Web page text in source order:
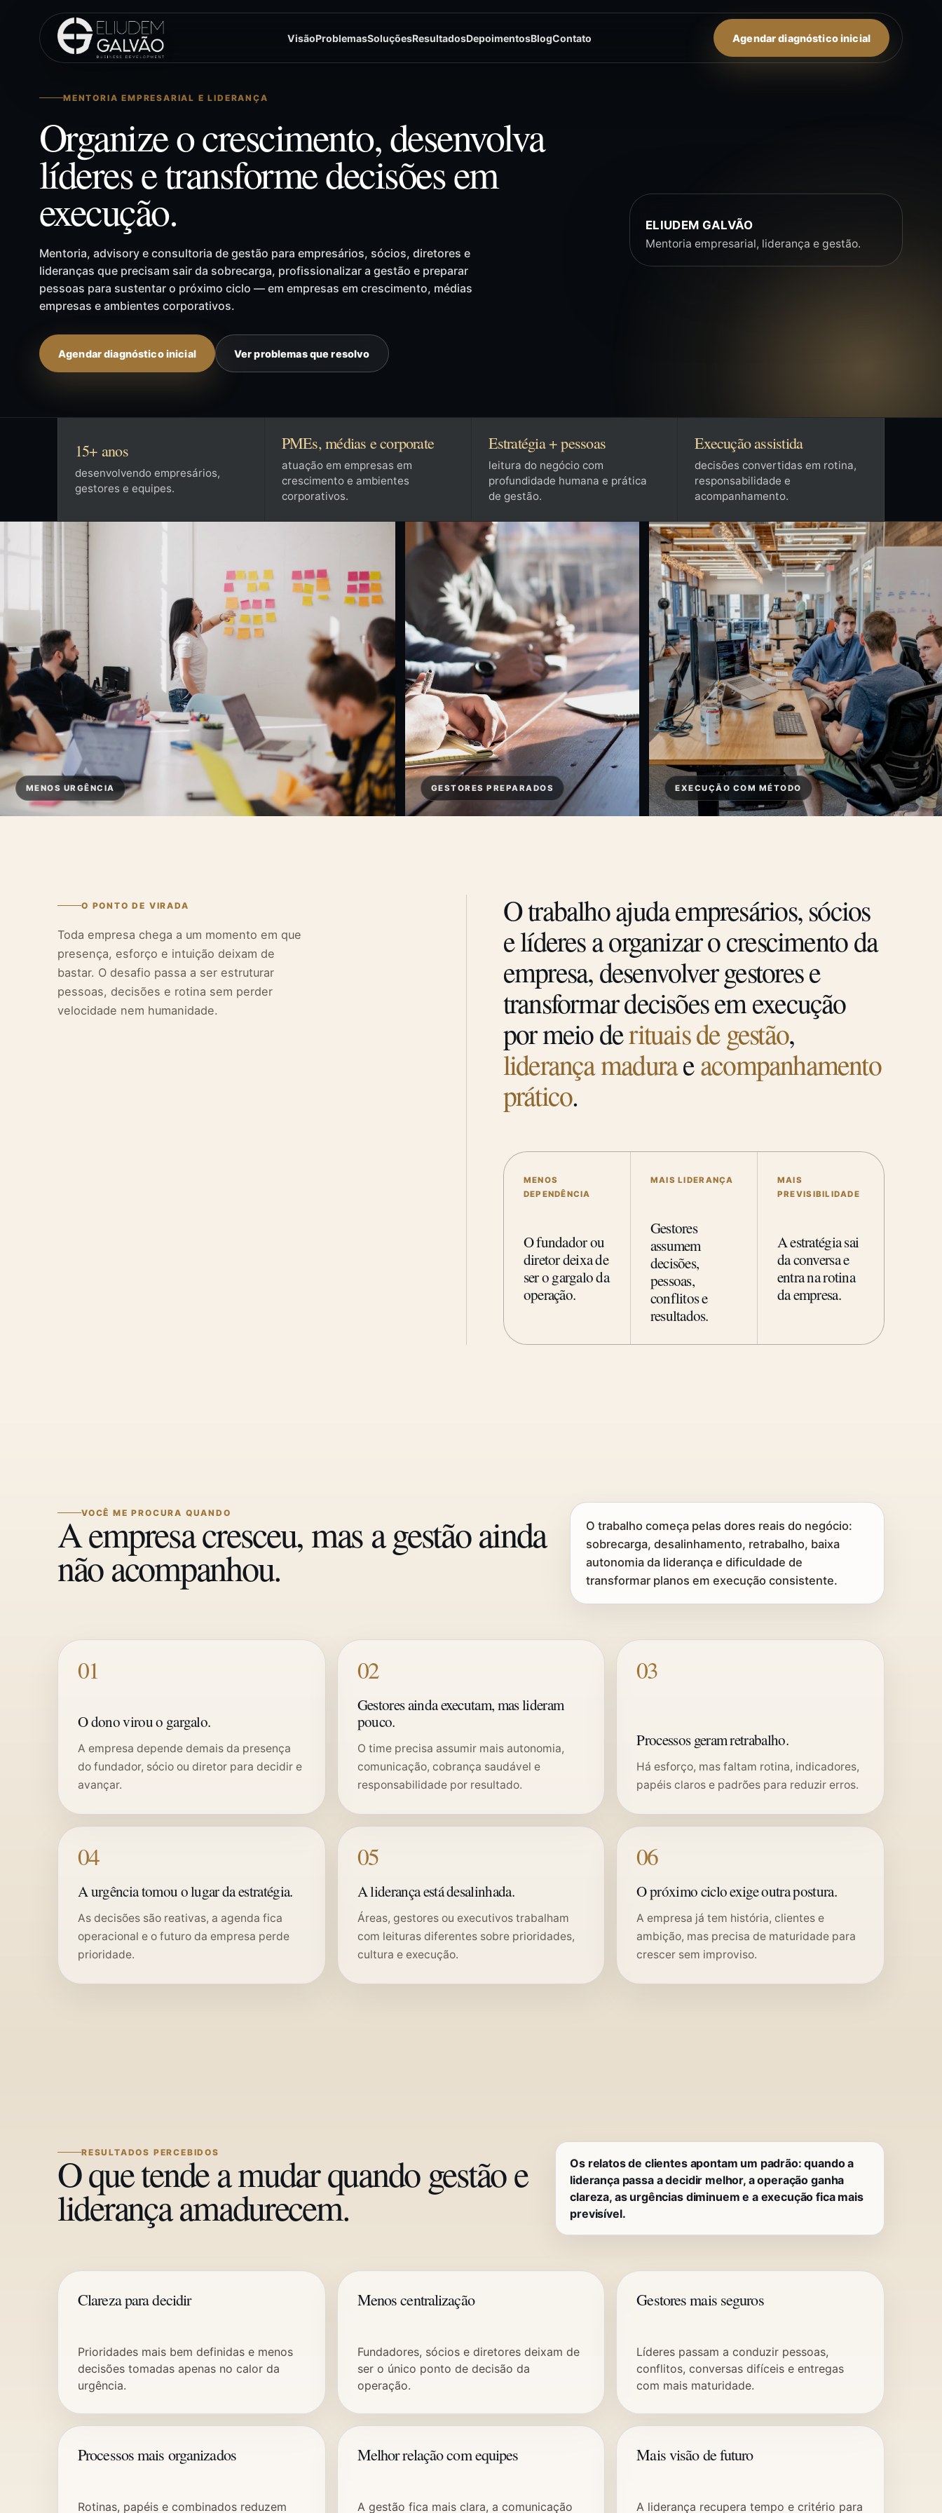
VisãoProblemasSoluçõesResultadosDepoimentosBlogContato Agendar diagnóstico inicial
MENTORIA EMPRESARIAL E LIDERANÇA
Organize o crescimento, desenvolva
líderes e transforme decisões em
execução.
Mentoria, advisory e consultoria de gestão para empresários, sócios, diretores e
lideranças que precisam sair da sobrecarga, profissionalizar a gestão e preparar
pessoas para sustentar o próximo ciclo — em empresas em crescimento, médias
empresas e ambientes corporativos.
Agendar diagnóstico inicial Ver problemas que resolvo
ELIUDEM GALVÃO
Mentoria empresarial, liderança e gestão.
15+ anos
desenvolvendo empresários,
gestores e equipes.
PMEs, médias e corporate
atuação em empresas em
crescimento e ambientes
corporativos.
Estratégia + pessoas
leitura do negócio com
profundidade humana e prática
de gestão.
Execução assistida
decisões convertidas em rotina,
responsabilidade e
acompanhamento.
MENOS URGÊNCIA GESTORES PREPARADOS EXECUÇÃO COM MÉTODO
O PONTO DE VIRADA
Toda empresa chega a um momento em que
presença, esforço e intuição deixam de
bastar. O desafio passa a ser estruturar
pessoas, decisões e rotina sem perder
velocidade nem humanidade.
O trabalho ajuda empresários, sócios
e líderes a organizar o crescimento da
empresa, desenvolver gestores e
transformar decisões em execução
por meio derituais de gestão,
liderança maduraeacompanhamento
prático.
MENOS
DEPENDÊNCIA
O fundador ou
diretor deixa de
ser o gargalo da
operação.
MAIS LIDERANÇA
Gestores
assumem
decisões,
pessoas,
conflitos e
resultados.
MAIS
PREVISIBILIDADE
A estratégia sai
da conversa e
entra na rotina
da empresa.
VOCÊ ME PROCURA QUANDO
A empresa cresceu, mas a gestão ainda
não acompanhou.
O trabalho começa pelas dores reais do negócio:
sobrecarga, desalinhamento, retrabalho, baixa
autonomia da liderança e dificuldade de
transformar planos em execução consistente.
01
O dono virou o gargalo.
A empresa depende demais da presença
do fundador, sócio ou diretor para decidir e
avançar.
02
Gestores ainda executam, mas lideram
pouco.
O time precisa assumir mais autonomia,
comunicação, cobrança saudável e
responsabilidade por resultado.
03
Processos geram retrabalho.
Há esforço, mas faltam rotina, indicadores,
papéis claros e padrões para reduzir erros.
04
A urgência tomou o lugar da estratégia.
As decisões são reativas, a agenda fica
operacional e o futuro da empresa perde
prioridade.
05
A liderança está desalinhada.
Áreas, gestores ou executivos trabalham
com leituras diferentes sobre prioridades,
cultura e execução.
06
O próximo ciclo exige outra postura.
A empresa já tem história, clientes e
ambição, mas precisa de maturidade para
crescer sem improviso.
RESULTADOS PERCEBIDOS
O que tende a mudar quando gestão e
liderança amadurecem.
Os relatos de clientes apontam um padrão: quando a
liderança passa a decidir melhor, a operação ganha
clareza, as urgências diminuem e a execução fica mais
previsível.
Clareza para decidir
Prioridades mais bem definidas e menos
decisões tomadas apenas no calor da
urgência.
Menos centralização
Fundadores, sócios e diretores deixam de
ser o único ponto de decisão da
operação.
Gestores mais seguros
Líderes passam a conduzir pessoas,
conflitos, conversas difíceis e entregas
com mais maturidade.
Processos mais organizados
Rotinas, papéis e combinados reduzem
Melhor relação com equipes
A gestão fica mais clara, a comunicação
Mais visão de futuro
A liderança recupera tempo e critério para